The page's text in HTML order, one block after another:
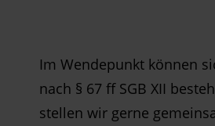
Im Wendepunkt können
nach § 67 ff SGB XII
stellen wir gerne